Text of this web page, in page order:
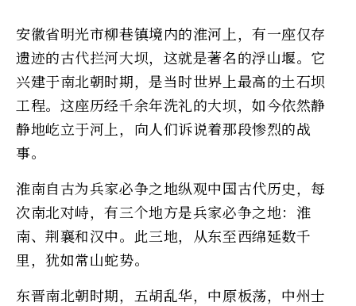
安徽省明光市柳巷镇境内的淮河上，有一座仅存
遗迹的古代拦河大坝，这就是著名的浮山堰。它
兴建于南北朝时期，是当时世界上最高的土石坝
工程。这座历经千余年洗礼的大坝，如今依然静
静地屹立于河上，向人们诉说着那段惨烈的战
事。
淮南自古为兵家必争之地纵观中国古代历史，每
次南北对峙，有三个地方是兵家必争之地：淮
南、荆襄和汉中。此三地，从东至西绵延数千
里，犹如常山蛇势。
东晋南北朝时期，五胡乱华，中原板荡，中州士